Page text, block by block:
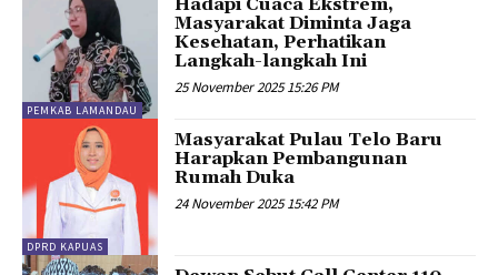
PEMKAB LAMANDAU
Masyarakat Diminta Jaga
Kesehatan, Perhatikan
Langkah-langkah Ini
25 November 2025 15:26 PM
DPRD KAPUAS
Masyarakat Pulau Telo Baru
Harapkan Pembangunan
Rumah Duka
24 November 2025 15:42 PM